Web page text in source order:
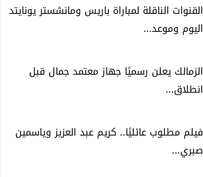
القنوات الناقلة لمباراة باريس ومانشستر يونايتد
اليوم وموعد...
الزمالك يعلن رسميًا جهاز معتمد جمال قبل
انطلاق...
فيلم مطلوب عائليًا.. كريم عبد العزيز وياسمين
صبري...